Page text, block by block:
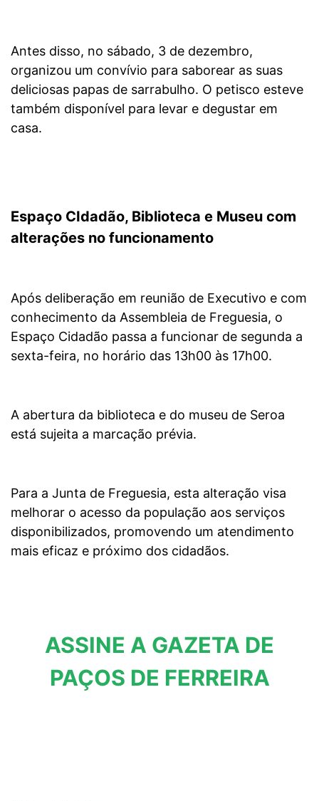
Antes disso, no sábado, 3 de dezembro,
organizou um convívio para saborear as suas
deliciosas papas de sarrabulho. O petisco esteve
também disponível para levar e degustar em
casa.
Espaço CIdadão, Biblioteca e Museu com
alterações no funcionamento
Após deliberação em reunião de Executivo e com
conhecimento da Assembleia de Freguesia, o
Espaço Cidadão passa a funcionar de segunda a
sexta-feira, no horário das 13h00 às 17h00.
A abertura da biblioteca e do museu de Seroa
está sujeita a marcação prévia.
Para a Junta de Freguesia, esta alteração visa
melhorar o acesso da população aos serviços
disponibilizados, promovendo um atendimento
mais eficaz e próximo dos cidadãos.
ASSINE A GAZETA DE
PAÇOS DE FERREIRA